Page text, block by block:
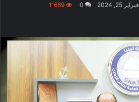
فبراير 25, 2024 0 1٬689